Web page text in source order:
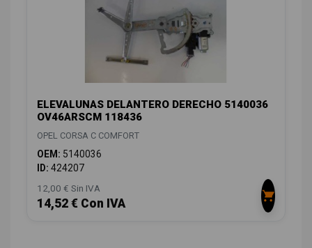
ELEVALUNAS DELANTERO DERECHO 5140036
OV46ARSCM 118436
OPEL CORSA C COMFORT
OEM: 5140036
ID: 424207
12,00 € Sin IVA
14,52 € Con IVA